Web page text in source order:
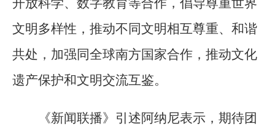
开放科学、数字教育等合作，倡导尊重世界
文明多样性，推动不同文明相互尊重、和谐
共处，加强同全球南方国家合作，推动文化
遗产保护和文明交流互鉴。
《新闻联播》引述阿纳尼表示，期待团